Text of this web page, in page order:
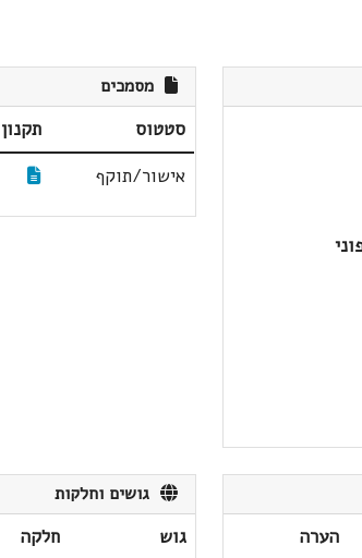
מסמכים
סטטוס תקנון
אישור/תוקף
הערה
גושים וחלקות
גוש
חלקה